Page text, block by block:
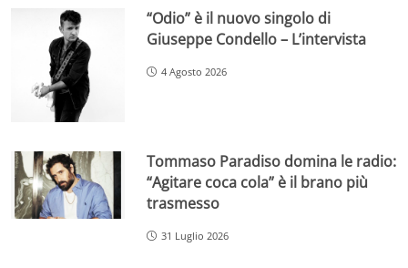
“Odio” è il nuovo singolo di
Giuseppe Condello – L’intervista
4 Agosto 2026
Tommaso Paradiso domina le radio:
“Agitare coca cola” è il brano più
trasmesso
31 Luglio 2026